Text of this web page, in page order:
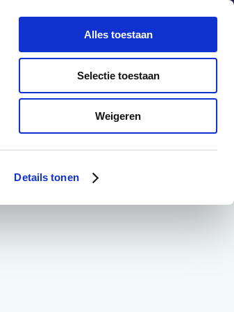
Details tonen
Alles toestaan
Selectie toestaan
Weigeren
webportaal